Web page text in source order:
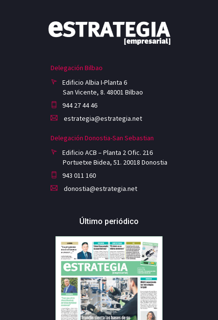
Delegación Bilbao
Edificio Albia I-Planta 6
San Vicente, 8. 48001 Bilbao
944 27 44 46
estrategia@estrategia.net
Delegación Donostia-San Sebastian
Edificio ACB – Planta 2 Ofic. 216
Portuetxe Bidea, 51. 20018 Donostia
943 011 160
donostia@estrategia.net
Último periódico